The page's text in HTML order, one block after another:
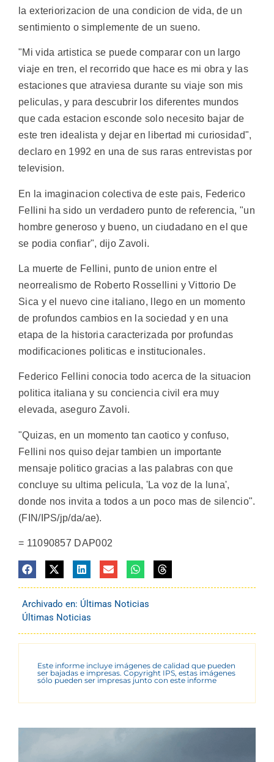
la exteriorizacion de una condicion de vida, de un
sentimiento o simplemente de un sueno.
"Mi vida artistica se puede comparar con un largo
viaje en tren, el recorrido que hace es mi obra y las
estaciones que atraviesa durante su viaje son mis
peliculas, y para descubrir los diferentes mundos
que cada estacion esconde solo necesito bajar de
este tren idealista y dejar en libertad mi curiosidad",
declaro en 1992 en una de sus raras entrevistas por
television.
En la imaginacion colectiva de este pais, Federico
Fellini ha sido un verdadero punto de referencia, "un
hombre generoso y bueno, un ciudadano en el que
se podia confiar", dijo Zavoli.
La muerte de Fellini, punto de union entre el
neorrealismo de Roberto Rossellini y Vittorio De
Sica y el nuevo cine italiano, llego en un momento
de profundos cambios en la sociedad y en una
etapa de la historia caracterizada por profundas
modificaciones politicas e institucionales.
Federico Fellini conocia todo acerca de la situacion
politica italiana y su conciencia civil era muy
elevada, aseguro Zavoli.
"Quizas, en un momento tan caotico y confuso,
Fellini nos quiso dejar tambien un importante
mensaje politico gracias a las palabras con que
concluye su ultima pelicula, 'La voz de la luna',
donde nos invita a todos a un poco mas de silencio".
(FIN/IPS/jp/da/ae).
= 11090857 DAP002
Archivado en: Últimas Noticias
Últimas Noticias
Este informe incluye imágenes de calidad que pueden
ser bajadas e impresas. Copyright IPS, estas imágenes
sólo pueden ser impresas junto con este informe